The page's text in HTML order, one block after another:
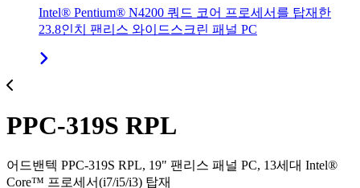
Intel® Pentium® N4200 쿼드 코어 프로세서를 탑재한
23.8인치 팬리스 와이드스크린 패널 PC
PPC-319S RPL
어드밴텍 PPC-319S RPL, 19" 팬리스 패널 PC, 13세대 Intel®
Core™ 프로세서(i7/i5/i3) 탑재